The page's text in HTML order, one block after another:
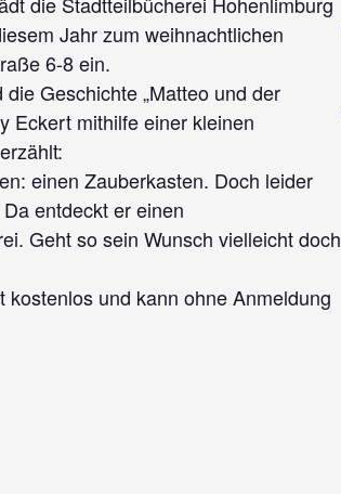
Jahr zum weihnachtlichen
6-8 ein.
Geschichte „Matteo und der
Eckert mithilfe einer kleinen
einen Zauberkasten. Doch leider
entdeckt er einen
Geht so sein Wunsch vielleicht doch
und kann ohne Anmeldung